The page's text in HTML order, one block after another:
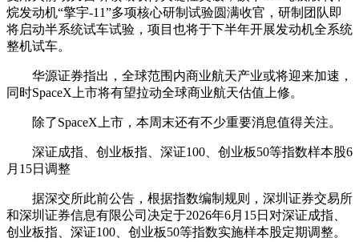
烷发动机“擎宇-11”多项核心研制试验圆满收官，研制团队即
将启动半系统试车试验，项目也将于下半年开展发动机全系统
整机试车。
华源证券指出，全球范围内商业航天产业或将迎来加速，
同时SpaceX上市将有望拉动全球商业航天估值上修。
除了SpaceX上市，本周末还有不少重要消息值得关注。
深证成指、创业板指、深证100、创业板50等指数样本股6
月15日调整
据深交所此前公告，根据指数编制规则，深圳证券交易所
和深圳证券信息有限公司决定于2026年6月15日对深证成指、
创业板指、深证100、创业板50等指数实施样本股定期调整。